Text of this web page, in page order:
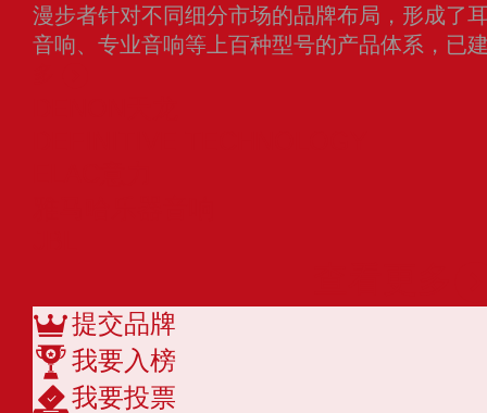
漫步者针对不同细分市场的品牌布局，形成了
音响、专业音响等上百种型号的产品体系，已
提交品牌
我要入榜
我要投票